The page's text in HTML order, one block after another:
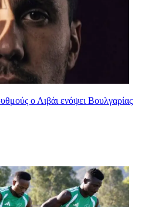
ο Λιβάι ενόψει Βουλγαρίας